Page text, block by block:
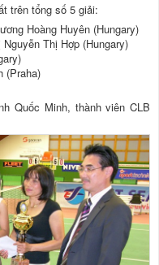
trên tổng số 5 giải:
Hoàng Huyên (Hungary)
Thị Hợp (Hungary)
(Praha)
Quốc Minh, thành viên CLB